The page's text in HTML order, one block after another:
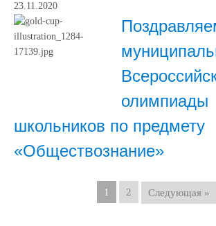
23.11.2020
олимпиады
школьников по предмету
«Обществознание»
1 2 Следующая »